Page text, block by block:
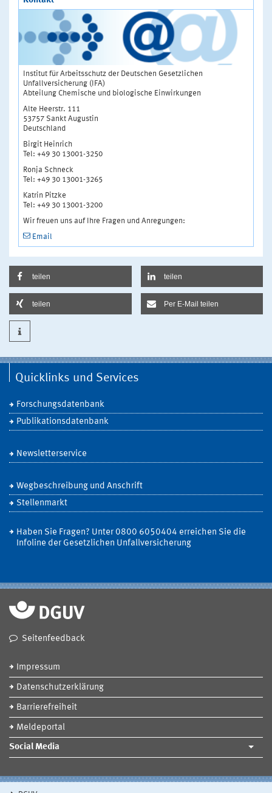
Institut für Arbeitsschutz der Deutschen Gesetzlichen
Unfallversicherung (IFA)
Abteilung Chemische und biologische Einwirkungen
Alte Heerstr. 111
53757 Sankt Augustin
Deutschland
Birgit Heinrich
Tel: +49 30 13001-3250
Ronja Schneck
Tel: +49 30 13001-3265
Katrin Pitzke
Tel: +49 30 13001-3200
Wir freuen uns auf Ihre Fragen und Anregungen:
Email
teilen teilen
teilen Per E-Mail teilen
Quicklinks und Services
Forschungsdatenbank
Publikationsdatenbank
Newsletterservice
Wegbeschreibung und Anschrift
Stellenmarkt
Haben Sie Fragen? Unter 0800 6050404 erreichen Sie die
Infoline der Gesetzlichen Unfallversicherung
Seitenfeedback
Impressum
Datenschutzerklärung
Barrierefreiheit
Meldeportal
Social Media